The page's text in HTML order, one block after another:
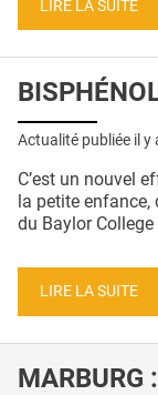
CONTACT
LIRE LA SUITE
Actualité publiée il y
C’est un nouvel
la petite
du Baylor
LIRE LA SUITE